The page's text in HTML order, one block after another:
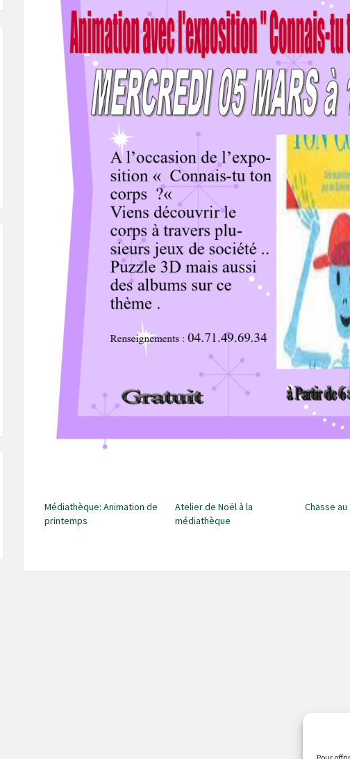
Médiathèque: Animation de
printemps
Atelier de Noël à la
médiathèque
Chasse